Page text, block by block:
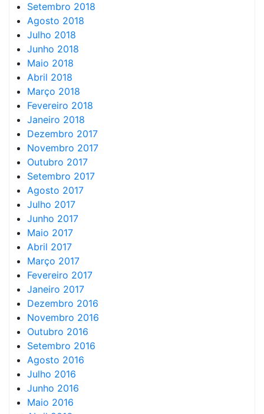
Setembro 2018
Agosto 2018
Julho 2018
Junho 2018
Maio 2018
Abril 2018
Março 2018
Fevereiro 2018
Janeiro 2018
Dezembro 2017
Novembro 2017
Outubro 2017
Setembro 2017
Agosto 2017
Julho 2017
Junho 2017
Maio 2017
Abril 2017
Março 2017
Fevereiro 2017
Janeiro 2017
Dezembro 2016
Novembro 2016
Outubro 2016
Setembro 2016
Agosto 2016
Julho 2016
Junho 2016
Maio 2016